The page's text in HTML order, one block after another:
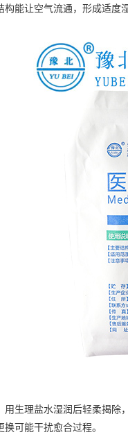
构能让空气流通，形成适度
理盐水湿润后轻柔揭除
可能干扰愈合过程。